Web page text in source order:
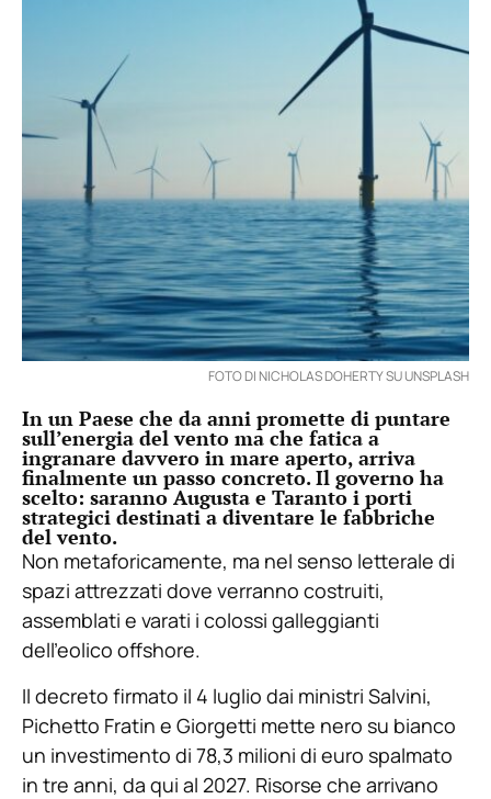
FOTO DI NICHOLAS DOHERTY SU UNSPLASH
In un Paese che da anni promette di puntare
sull’energia del vento ma che fatica a
ingranare davvero in mare aperto, arriva
finalmente un passo concreto. Il governo ha
scelto: saranno Augusta e Taranto i porti
strategici destinati a diventare le fabbriche
del vento.
Non metaforicamente, ma nel senso letterale di
spazi attrezzati dove verranno costruiti,
assemblati e varati i colossi galleggianti
dell’eolico offshore.
Il decreto firmato il 4 luglio dai ministri Salvini,
Pichetto Fratin e Giorgetti mette nero su bianco
un investimento di 78,3 milioni di euro spalmato
in tre anni, da qui al 2027. Risorse che arrivano